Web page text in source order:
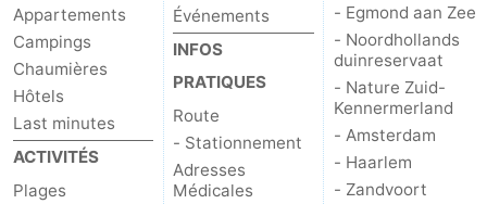
Appartements
Campings
Chaumières
Hôtels
Last minutes
ACTIVITÉS
Plages
Événements
INFOS
PRATIQUES
Route
- Stationnement
Adresses
Médicales
- Egmond aan Zee
- Noordhollands
duinreservaat
- Nature Zuid-
Kennermerland
- Amsterdam
- Haarlem
- Zandvoort